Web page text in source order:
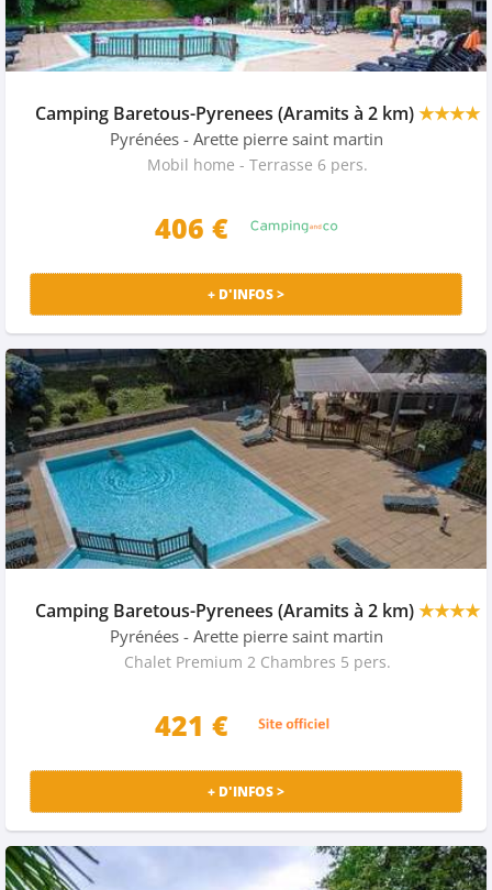
Camping Baretous-Pyrenees (Aramits à 2 km)★★★★
Pyrénées - Arette pierre saint martin
Mobil home - Terrasse 6 pers.
406 €
+ D'INFOS >
Camping Baretous-Pyrenees (Aramits à 2 km)★★★★
Pyrénées - Arette pierre saint martin
Chalet Premium 2 Chambres 5 pers.
421 €
+ D'INFOS >